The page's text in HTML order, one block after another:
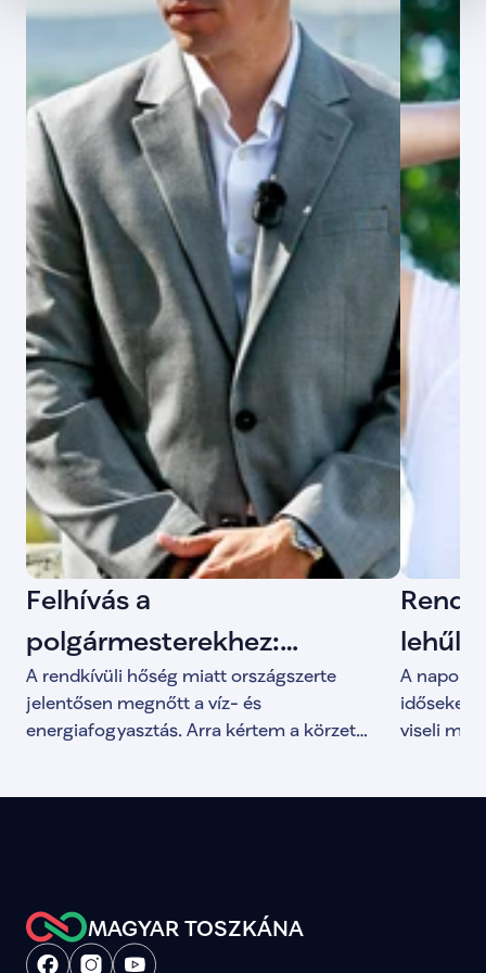
Felhívás a
polgármesterekhez:
figyeljünk a víz - és
energiafogyasztásra a
A rendkívüli hőség miatt országszerte
jelentősen megnőtt a víz- és
energiafogyasztás. Arra kértem a körzet
A napok
időseket,
viseli
MAGYAR TOSZKÁNA